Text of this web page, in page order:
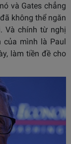
và Gates chẳng
không thể ngăn
Và chính từ nghị
mình là Paul
làm tiền đề cho